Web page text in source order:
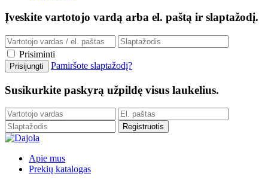
Įveskite vartotojo vardą arba el. paštą ir slaptažodį.
Prisiminti
Pamiršote slaptažodį?
Susikurkite paskyrą užpildę visus laukelius.
Apie mus
Prekių katalogas